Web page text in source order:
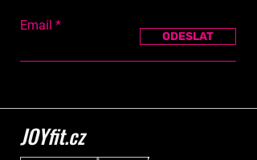
Email
ODESLAT
JOYfit.cz